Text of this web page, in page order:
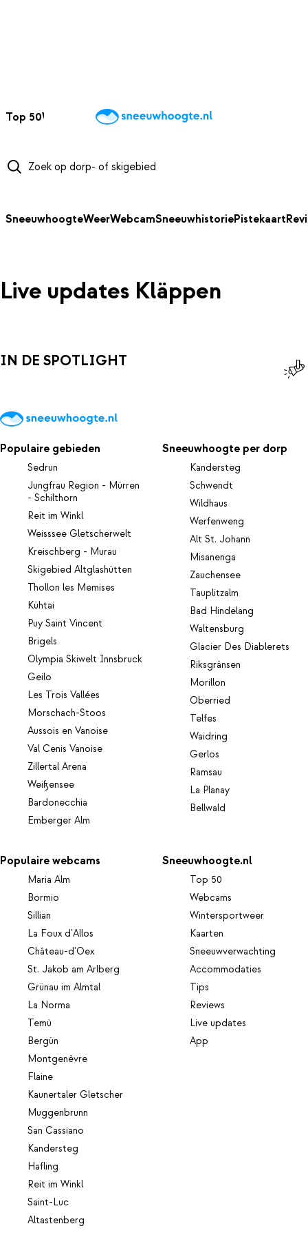
Top 50Webcams WintersportweerKaarten
SneeuwhoogteWeerWebcamSneeuwhistoriePistekaart
Live updates Kläppen
IN DE SPOTLIGHT
Populaire gebieden
Sedrun
Jungfrau Region - Mürren
- Schilthorn
Reit im Winkl
Weisssee Gletscherwelt
Kreischberg - Murau
Skigebied Altglashütten
Thollon les Memises
Kühtai
Puy Saint Vincent
Brigels
Olympia Skiwelt Innsbruck
Geilo
Les Trois Vallées
Morschach-Stoos
Aussois en Vanoise
Val Cenis Vanoise
Zillertal Arena
Weißensee
Bardonecchia
Emberger Alm
Sneeuwhoogte per dorp
Kandersteg
Schwendt
Wildhaus
Werfenweng
Alt St. Johann
Misanenga
Zauchensee
Tauplitzalm
Bad Hindelang
Waltensburg
Glacier Des Diablerets
Riksgränsen
Morillon
Oberried
Telfes
Waidring
Gerlos
Ramsau
La Planay
Bellwald
Populaire webcams
Maria Alm
Bormio
Sillian
La Foux d'Allos
Château-d'Oex
St. Jakob am Arlberg
Grünau im Almtal
La Norma
Temù
Bergün
Montgenèvre
Flaine
Kaunertaler Gletscher
Muggenbrunn
San Cassiano
Kandersteg
Hafling
Reit im Winkl
Saint-Luc
Altastenberg
Sneeuwhoogte.nl
Top 50
Webcams
Wintersportweer
Kaarten
Sneeuwverwachting
Accommodaties
Tips
Reviews
Live updates
App